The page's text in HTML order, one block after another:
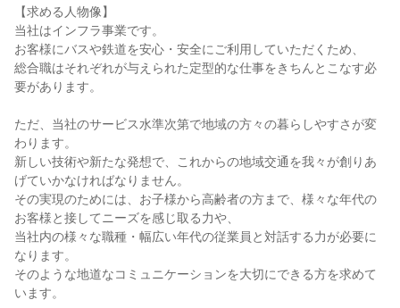
【求める人物像】
当社はインフラ事業です。
お客様にバスや鉄道を安心・安全にご利用していただくため、
総合職はそれぞれが与えられた定型的な仕事をきちんとこなす必
要があります。
ただ、当社のサービス水準次第で地域の方々の暮らしやすさが変
わります。
新しい技術や新たな発想で、これからの地域交通を我々が創りあ
げていかなければなりません。
その実現のためには、お子様から高齢者の方まで、様々な年代の
お客様と接してニーズを感じ取る力や、
当社内の様々な職種・幅広い年代の従業員と対話する力が必要に
なります。
そのような地道なコミュニケーションを大切にできる方を求めて
います。